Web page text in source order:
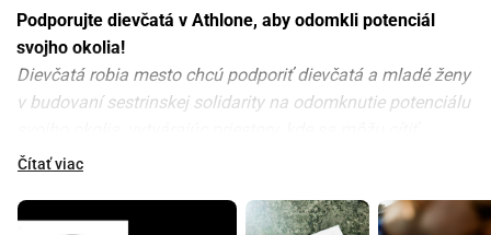
Podporujte dievčatá v Athlone, aby odomkli potenciál
svojho okolia!
Dievčatá robia mesto chcú podporiť dievčatá a mladé ženy
v budovaní sestrinskej solidarity na odomknutie potenciálu
slobodne, bezpečne a šťastne.
Athlone
, rozmanitej, zmiešanej a farebnej komunite v
Čítať viac